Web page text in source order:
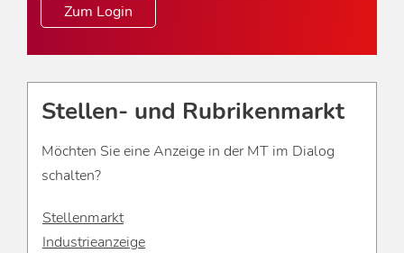
Zum Login
Stellen- und Rubrikenmarkt
Möchten Sie eine Anzeige in der MT im Dialog
schalten?
Stellenmarkt
Industrieanzeige